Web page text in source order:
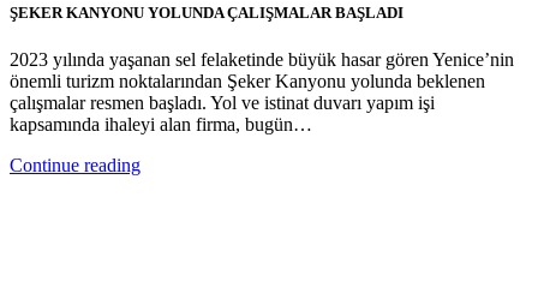
ŞEKER KANYONU YOLUNDA ÇALIŞMALAR BAŞLADI
2023 yılında yaşanan sel felaketinde büyük hasar gören Yenice’nin
önemli turizm noktalarından Şeker Kanyonu yolunda beklenen
çalışmalar resmen başladı. Yol ve istinat duvarı yapım işi
kapsamında ihaleyi alan firma, bugün…
Continue reading